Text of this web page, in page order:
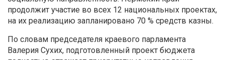
продолжит участие во всех 12 национальных проектах,
на их реализацию запланировано 70 % средств казны.
По словам председателя краевого парламента
Валерия Сухих, подготовленный проект бюджета